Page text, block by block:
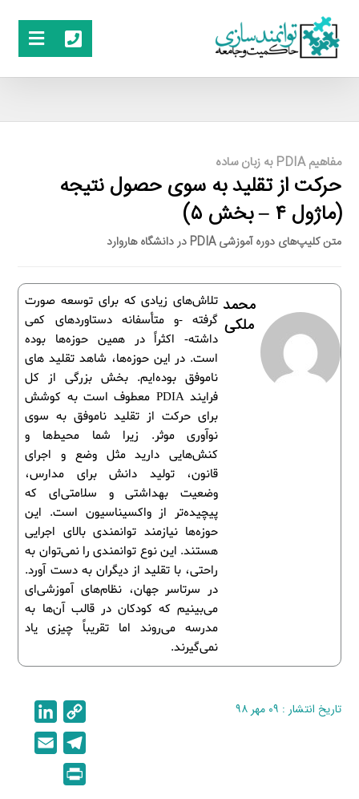
مفاهیم PDIA به زبان ساده
حرکت از تقلید به سوی حصول نتیجه
(ماژول ۴ – بخش ۵)
متن کلیپ‌های دوره آموزشی PDIA در دانشگاه هاروارد
تلاش‌های زیادی که برای توسعه صورت
گرفته -و متأسفانه دستاوردهای کمی
داشته- اکثراً در همین حوزه‌ها بوده
است. در این حوزه‌ها، شاهد تقلید های
ناموفق بوده‌ایم. بخش بزرگی از کل
فرایند PDIA معطوف است به کوشش
برای حرکت از تقلید ناموفق به سوی
نوآوری موثر. زیرا شما محیط‌ها و
کنش‌هایی دارید مثل وضع و اجرای
قانون، تولید دانش برای مدارس،
وضعیت بهداشتی و سلامتی‌ای که
پیچیده‌تر از واکسیناسیون است. این
حوزه‌ها نیازمند توانمندی بالای اجرایی
هستند. این نوع توانمندی را نمی‌توان به
راحتی، با تقلید از دیگران به دست آورد.
در سرتاسر جهان، نظام‌های آموزشی‌ای
می‌بینیم که کودکان در قالب آن‌ها به
مدرسه می‌روند اما تقریباً چیزی یاد
نمی‌گیرند.
محمد
ملکی
تاریخ انتشار : ۰۹ مهر ۹۸
o
p
y
i
n
e
l